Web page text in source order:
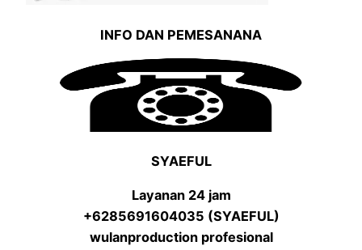
INFO DAN PEMESANANA
SYAEFUL
Layanan 24 jam
+6285691604035 (SYAEFUL)
wulanproduction profesional